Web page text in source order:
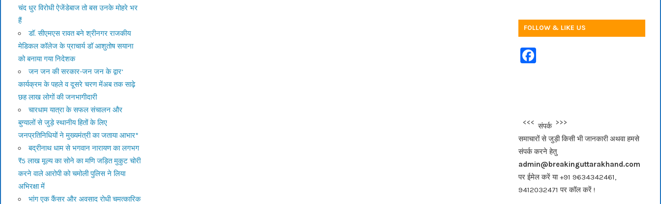
चंद धुर विरोधी ऐजेंडेबाज तो बस उनके मोहरे भर
हैं
डॉ. सीएमएस रावत बने श्रीनगर राजकीय
मेडिकल कॉलेज के प्राचार्य डॉ आशुतोष सयाना
को बनाया गया निदेशक
जन जन की सरकार-जन जन के द्वार’
कार्यक्रम के पहले व दूसरे चरण मेंअब तक साढ़े
छह लाख लोगों की जनभागीदारी
चारधाम यात्रा के सफल संचालन और
बुग्यालों से जुड़े स्थानीय हितों के लिए
जनप्रतिनिधियों ने मुख्यमंत्री का जताया आभार*
बद्रीनाथ धाम से भगवान नारायण का लगभग
₹5 लाख मूल्य का सोने का मणि जड़ित मुकुट चोरी
करने वाले आरोपी को चमोली पुलिस ने लिया
अभिरक्षा में
भांग एक कैंसर और अवसाद रोधी चमत्कारिक
FOLLOW & LIKE US
F
b
o
o
k
संपर्क
समाचारों से जुड़ी किसी भी जानकारी अथवा हमसे
संपर्क करने हेतु
admin@breakinguttarakhand.com
पर ईमेल करें या +91 9634342461,
9412032471 पर कॉल करें !